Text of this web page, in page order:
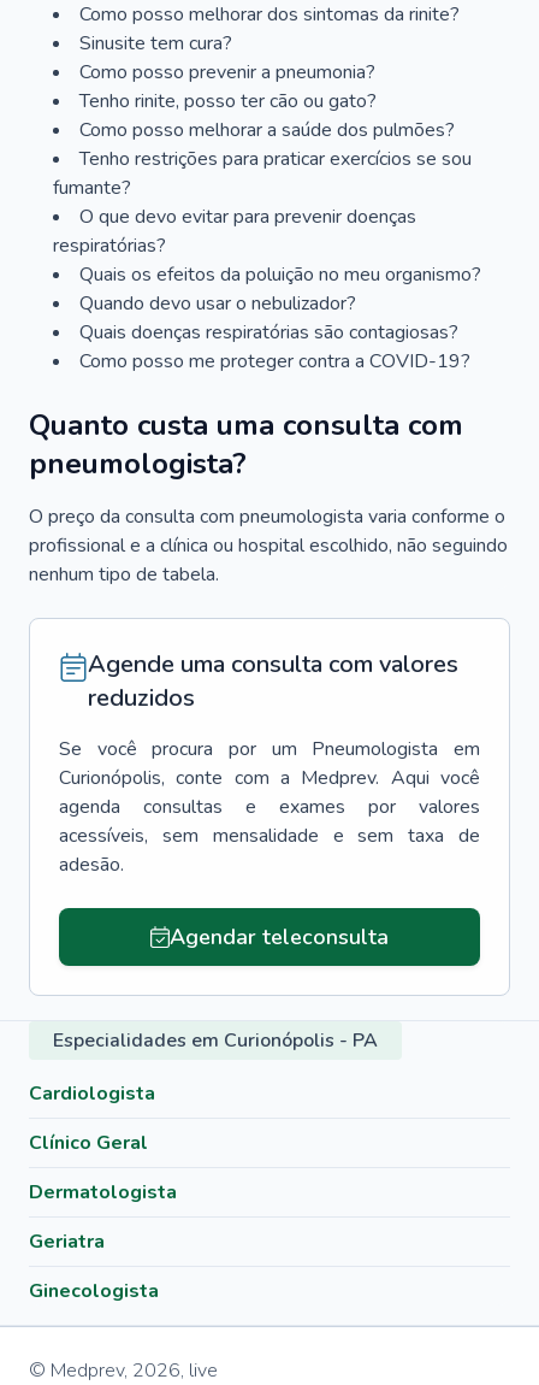
Como posso melhorar dos sintomas da rinite?
Sinusite tem cura?
Como posso prevenir a pneumonia?
Tenho rinite, posso ter cão ou gato?
Como posso melhorar a saúde dos pulmões?
Tenho restrições para praticar exercícios se sou
fumante?
O que devo evitar para prevenir doenças
respiratórias?
Quais os efeitos da poluição no meu organismo?
Quando devo usar o nebulizador?
Quais doenças respiratórias são contagiosas?
Como posso me proteger contra a COVID-19?
Quanto custa uma consulta com
pneumologista?
O preço da consulta com pneumologista varia conforme o
profissional e a clínica ou hospital escolhido, não seguindo
nenhum tipo de tabela.
Agende uma consulta com valores
reduzidos
Se você procura por um Pneumologista
em
Curionópolis, conte com a Medprev. Aqui você
agenda consultas e exames por valores
acessíveis, sem mensalidade e sem taxa de
adesão.
Agendar teleconsulta
Especialidades em Curionópolis - PA
Cardiologista
Clínico Geral
Dermatologista
Geriatra
Ginecologista
© Medprev, 2026, live